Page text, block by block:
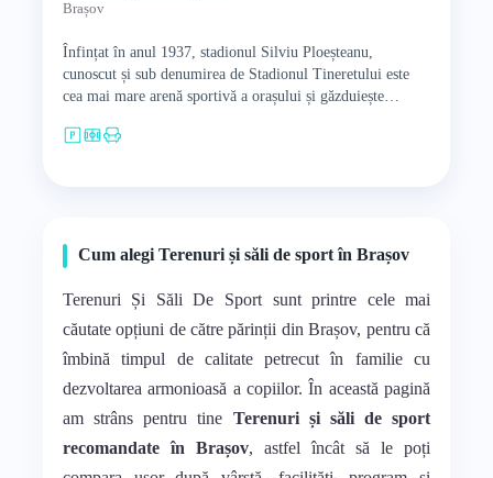
Brașov
Înfințat în anul 1937, stadionul Silviu Ploeșteanu,
cunoscut și sub denumirea de Stadionul Tineretului este
cea mai mare arenă sportivă a orașului și găzduiește
Cum alegi Terenuri și săli de sport în Brașov
Terenuri Și Săli De Sport sunt printre cele mai
căutate opțiuni de către părinții din Brașov, pentru că
îmbină timpul de calitate petrecut în familie cu
dezvoltarea armonioasă a copiilor. În această pagină
am strâns pentru tine Terenuri și săli de sport
recomandate în Brașov, astfel încât să le poți